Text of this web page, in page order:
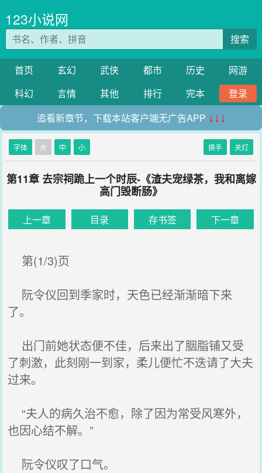
123小说网
搜索
首页 玄幻 武侠 都市 历史
网游
科幻
言情 其他 排行 完本
登录
追看新章节，下载本站客户端无广告APP ↓↓↓
字体 大 中 小 换手 关灯
第11章 去宗祠跪上一个时辰-《渣夫宠绿茶，我和离嫁
高门毁断肠》
上一章 目录 存书签 下一章
第(1/3)页
阮令仪回到季家时，天色已经渐渐暗下来
了。
出门前她状态便不佳，后来出了胭脂铺又受
了刺激，此刻刚一到家，柔儿便忙不迭请了大夫
过来。
“夫人的病久治不愈，除了因为常受风寒外，
也因心结不解。”
阮令仪叹了口气。